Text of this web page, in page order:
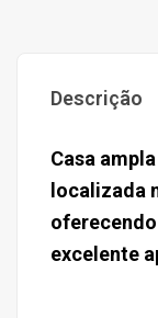
Descrição
Casa
localizada
excelente